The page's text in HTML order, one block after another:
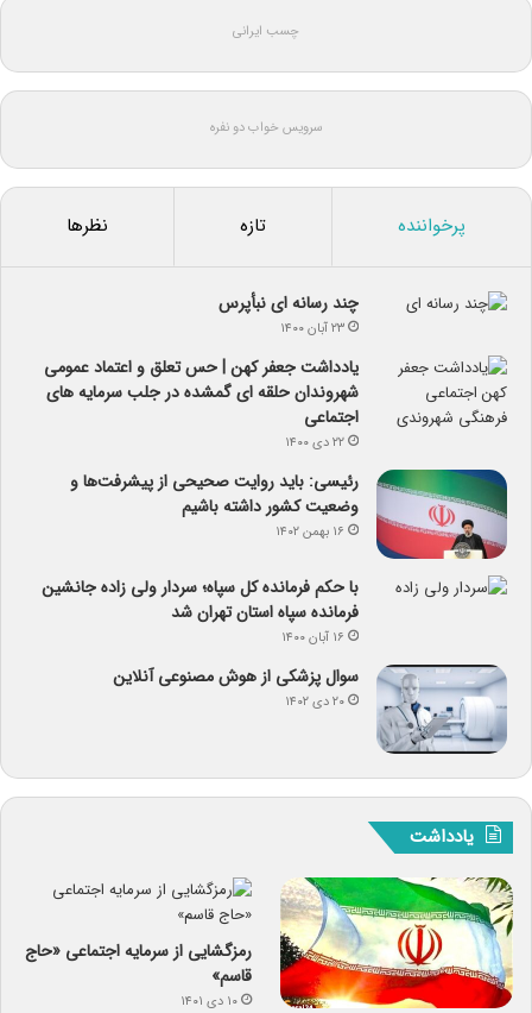
چسب ایرانی
سرویس خواب دو نفره
پرخواننده تازه نظرها
چند رسانه ای نبأپرس
۲۳ آبان ۱۴۰۰
یادداشت جعفر کهن | حس تعلق و اعتماد عمومی
شهروندان حلقه ای گمشده در جلب سرمایه های
اجتماعی
۲۲ دی ۱۴۰۰
رئیسی: باید روایت صحیحی از پیشرفت‌ها و
وضعیت کشور داشته باشیم
۱۶ بهمن ۱۴۰۲
با حکم فرمانده کل سپاه؛ سردار ولی زاده جانشین
فرمانده سپاه استان تهران شد
۱۶ آبان ۱۴۰۰
سوال پزشکی از هوش مصنوعی آنلاین
۲۰ دی ۱۴۰۲
یادداشت
رمزگشایی از سرمایه‌ اجتماعی «حاج
قاسم»
۱۰ دی ۱۴۰۱